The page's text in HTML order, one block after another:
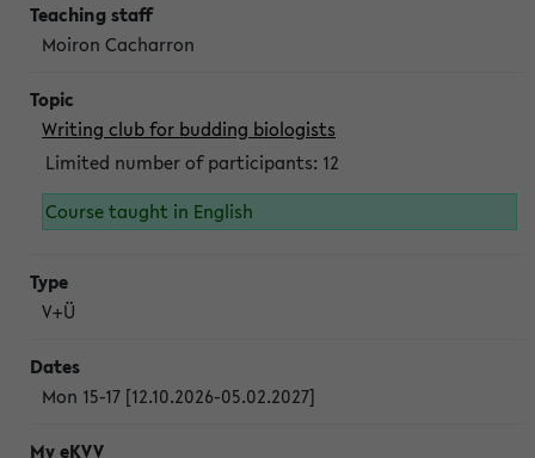
Moiron Cacharron
Writing club for budding biologists
Limited number of participants: 12
Course taught in English
V+Ü
Mon 15-17 [12.10.2026-05.02.2027]